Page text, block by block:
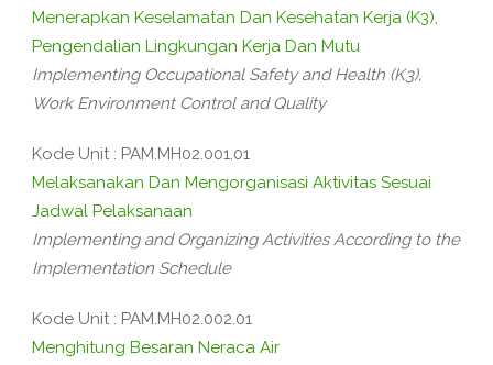
Menerapkan Keselamatan Dan Kesehatan Kerja (K3),
Pengendalian Lingkungan Kerja Dan Mutu
Implementing Occupational Safety and Health (K3),
Work Environment Control and Quality
Kode Unit : PAM.MH02.001.01
Melaksanakan Dan Mengorganisasi Aktivitas Sesuai
Jadwal Pelaksanaan
Implementing and Organizing Activities According to the
Implementation Schedule
Kode Unit : PAM.MH02.002.01
Menghitung Besaran Neraca Air